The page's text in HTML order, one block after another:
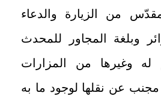
من الزيارة والدعاء
وبلغة المجاور للمحدث
له وغيرها من المزارات
مجنب عن نقلها لوجود ما به